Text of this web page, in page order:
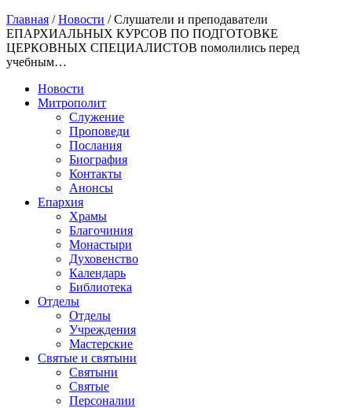
Главная /Новости /Слушатели и преподаватели
ЕПАРХИАЛЬНЫХ КУРСОВ ПО ПОДГОТОВКЕ
ЦЕРКОВНЫХ СПЕЦИАЛИСТОВ помолились перед
учебным…
Новости
Митрополит
Служение
Проповеди
Послания
Биография
Контакты
Анонсы
Епархия
Храмы
Благочиния
Монастыри
Духовенство
Календарь
Библиотека
Отделы
Отделы
Учреждения
Мастерские
Святые и святыни
Cвятыни
Cвятые
Персоналии